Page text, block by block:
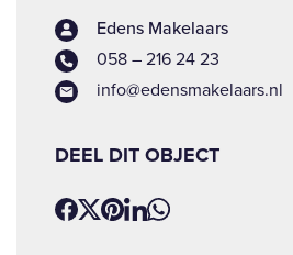
Edens Makelaars
058 – 216 24 23
info@edensmakelaars.nl
DEEL DIT OBJECT